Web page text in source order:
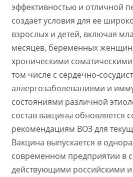
эффективностью и отличной
создает условия для ее
взрослых и детей, включая
месяцев, беременных
хроническими
том числе с сердечно-
аллергозаболеваниями и
состояниями различной
состав вакцины обновляется
рекомендациям ВОЗ для
Вакцина выпускается в
современном предприятии в
действующими российскими